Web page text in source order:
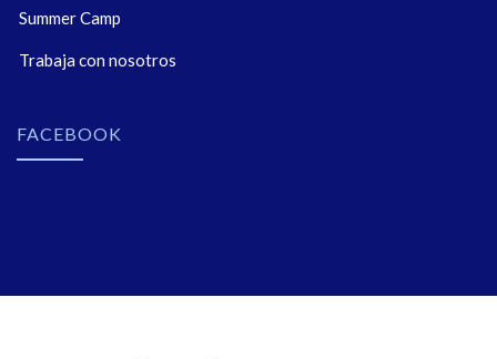
Summer Camp
Trabaja con nosotros
FACEBOOK